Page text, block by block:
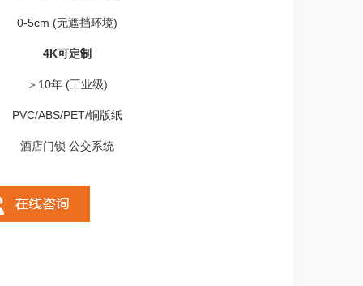
0-5cm (无遮挡环境)
4K可定制
＞10年 (工业级)
PVC/ABS/PET/铜版纸
酒店门锁 公交系统